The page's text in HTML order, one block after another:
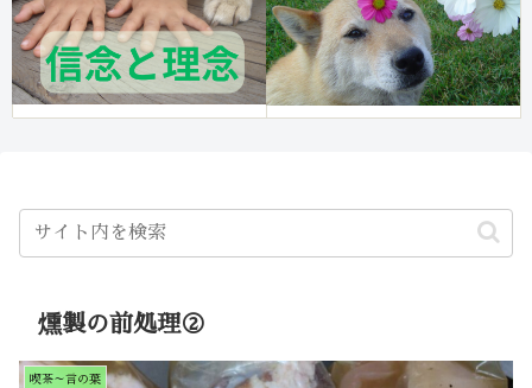
燻製の前処理②
喫茶～言の葉